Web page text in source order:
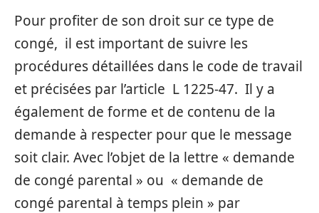
Pour profiter de son droit sur ce type de
congé, il est important de suivre les
procédures détaillées dans le code de travail
et précisées par l’article L 1225-47. Il y a
également de forme et de contenu de la
demande à respecter pour que le message
soit clair. Avec l’objet de la lettre « demande
de congé parental » ou « demande de
congé parental à temps plein » par